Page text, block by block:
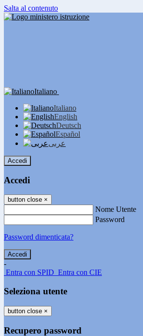
Salta al contenuto
Italiano
Italiano
English
Deutsch
Español
عربى
Accedi
Accedi
button close ×
Nome Utente
Password
Password dimenticata?
-
Entra con SPID Entra con CIE
Seleziona utente
button close ×
Recupero password